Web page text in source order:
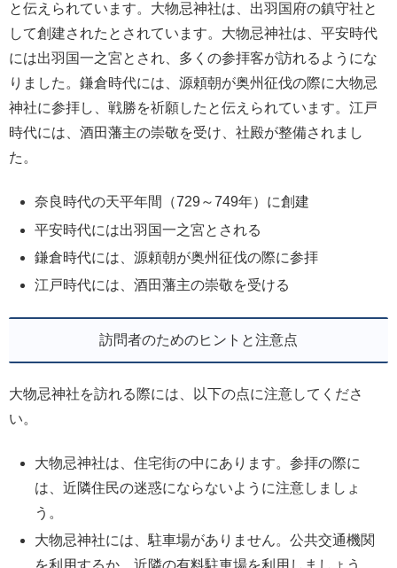
と伝えられています。大物忌神社は、出羽国府の鎮守社と
して創建されたとされています。大物忌神社は、平安時代
には出羽国一之宮とされ、多くの参拝客が訪れるようにな
りました。鎌倉時代には、源頼朝が奥州征伐の際に大物忌
神社に参拝し、戦勝を祈願したと伝えられています。江戸
時代には、酒田藩主の崇敬を受け、社殿が整備されまし
た。
奈良時代の天平年間（729～749年）に創建
平安時代には出羽国一之宮とされる
鎌倉時代には、源頼朝が奥州征伐の際に参拝
江戸時代には、酒田藩主の崇敬を受ける
訪問者のためのヒントと注意点
大物忌神社を訪れる際には、以下の点に注意してくださ
い。
大物忌神社は、住宅街の中にあります。参拝の際に
は、近隣住民の迷惑にならないように注意しましょ
う。
大物忌神社には、駐車場がありません。公共交通機関